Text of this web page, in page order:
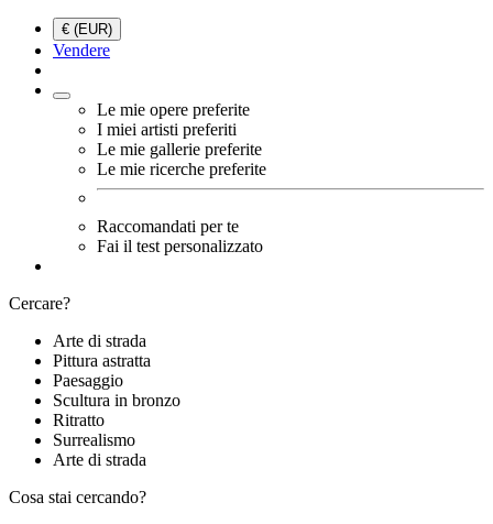
€ (EUR)
Vendere
Le mie opere preferite
I miei artisti preferiti
Le mie gallerie preferite
Le mie ricerche preferite
Raccomandati per te
Fai il test personalizzato
Cercare?
Arte di strada
Pittura astratta
Paesaggio
Scultura in bronzo
Ritratto
Surrealismo
Arte di strada
Cosa stai cercando?